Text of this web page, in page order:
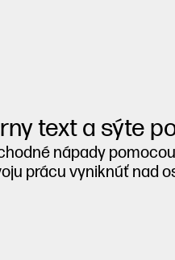
text a sýte
nápady
prácu vyniknúť nad